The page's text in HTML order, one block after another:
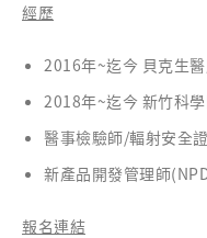
經歷
2016年~迄今 貝克生
2018年~迄今 新竹科
醫事檢驗師/輻射安全
新產品開發管理師
報名連結